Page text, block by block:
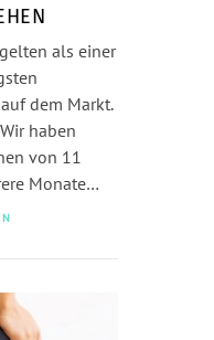
als einer
dem Markt.
haben
von 11
Monate…